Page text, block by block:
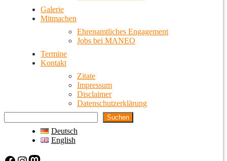
Galerie
Mitmachen
Ehrenamtliches Engagement
Jobs bei MANEO
Termine
Kontakt
Zitate
Impressum
Disclaimer
Datenschutzerklärung
Suchen
Deutsch
English